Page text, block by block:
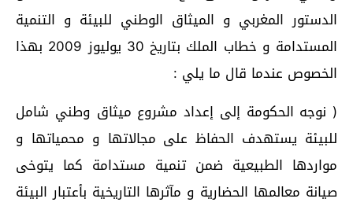
الدستور المغربي و الميثاق الوطني للبيئة و التنمية
المستدامة و خطاب الملك بتاريخ 30 يوليوز 2009 بهذا
الخصوص عندما قال ما يلي :
( نوجه الحكومة إلى إعداد مشروع ميثاق وطني شامل
للبيئة يستهدف الحفاظ على مجالاتها و محمياتها و
مواردها الطبيعية ضمن تنمية مستدامة كما يتوخى
صيانة معالمها الحضارية و مآثرها التاريخية بأعتبار البيئة